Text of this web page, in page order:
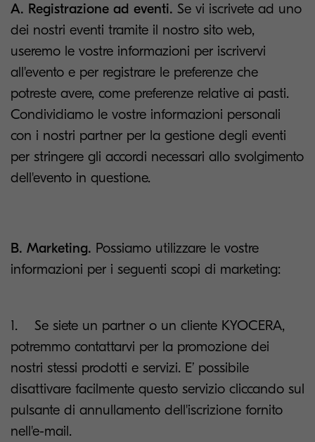
A. Registrazione ad eventi. Se vi iscrivete ad uno
dei nostri eventi tramite il nostro sito web,
useremo le vostre informazioni per iscrivervi
all'evento e per registrare le preferenze che
potreste avere, come preferenze relative ai pasti.
Condividiamo le vostre informazioni personali
con i nostri partner per la gestione degli eventi
per stringere gli accordi necessari allo svolgimento
dell'evento in questione.
B. Marketing. Possiamo utilizzare le vostre
informazioni per i seguenti scopi di marketing:
1. Se siete un partner o un cliente KYOCERA,
potremmo contattarvi per la promozione dei
nostri stessi prodotti e servizi. E’ possibile
disattivare facilmente questo servizio cliccando sul
pulsante di annullamento dell'iscrizione fornito
nell'e-mail.